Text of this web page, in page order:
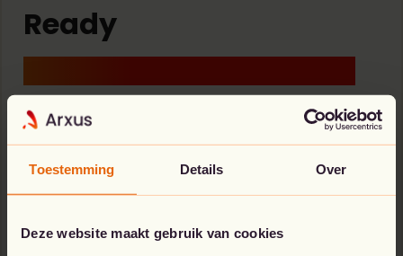
Toestemming Details Over
Deze website maakt gebruik van cookies
Ready
Zodra je optimalisatiestrategie op punt staat, verfijnen we
jouw Azure-omgeving tot in de puntjes. En om ervoor te
zorgen dat je helemaal mee bent met de veranderingen,
begeleiden we je van begin tot einde via onze
FinOps
aantal praktische tipsoptimaliseer jij je Azure-infrastructuur